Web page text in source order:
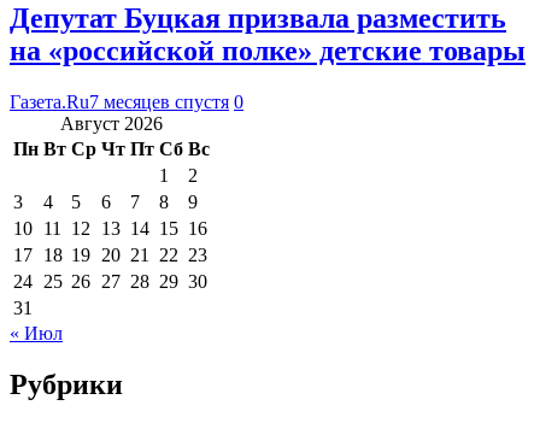
Депутат Буцкая призвала разместить
на «российской полке» детские товары
Газета.Ru7 месяцев спустя 0
Август 2026
Пн Вт Ср Чт Пт Сб Вс
1
2
3
4 5 6 7 8
9
10 11 12 13 14 15 16
17 18 19 20 21 22 23
24 25 26 27 28 29 30
31
« Июл
Рубрики